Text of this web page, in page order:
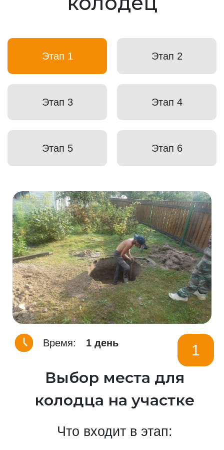
Этап 1 Этап 2
Этап 3 Этап 4
Этап 5 Этап 6
Время: 1 день 1
Выбор места для
колодца на участке
Что входит в этап: